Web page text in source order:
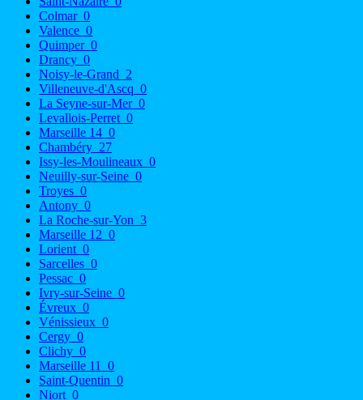
Colmar 0
Valence 0
Quimper 0
Drancy 0
Noisy-le-Grand 2
Villeneuve-d'Ascq 0
La Seyne-sur-Mer 0
Levallois-Perret 0
Marseille 14 0
Chambéry 27
Issy-les-Moulineaux 0
Neuilly-sur-Seine 0
Troyes 0
Antony 0
La Roche-sur-Yon 3
Marseille 12 0
Lorient 0
Sarcelles 0
Pessac 0
Ivry-sur-Seine 0
Évreux 0
Vénissieux 0
Cergy 0
Clichy 0
Marseille 11
0
Saint-Quentin 0
Niort 0